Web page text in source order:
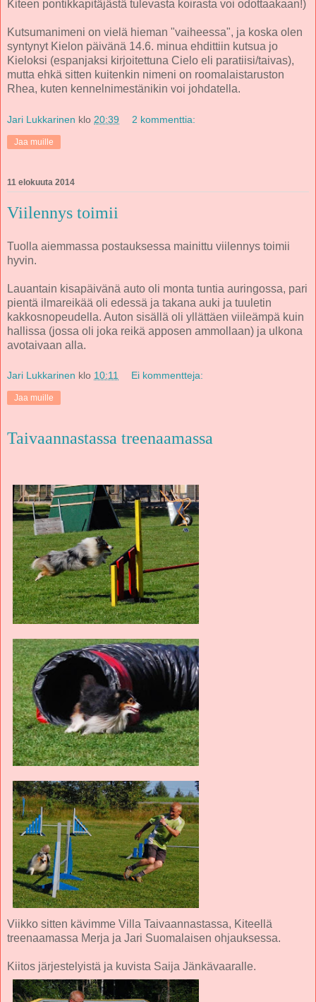
Kiteen pontikkapitäjästä tulevasta koirasta voi odottaakaan!)
Kutsumanimeni on vielä hieman "vaiheessa", ja koska olen
syntynyt Kielon päivänä 14.6. minua ehdittiin kutsua jo
Kieloksi (espanjaksi kirjoitettuna Cielo eli paratiisi/taivas),
mutta ehkä sitten kuitenkin nimeni on roomalaistaruston
Rhea, kuten kennelnimestänikin voi johdatella.
Jari Lukkarinen klo 20:39 2 kommenttia:
Jaa muille
11 elokuuta 2014
Viilennys toimii
Tuolla aiemmassa postauksessa mainittu viilennys toimii
hyvin.
Lauantain kisapäivänä auto oli monta tuntia auringossa, pari
pientä ilmareikää oli edessä ja takana auki ja tuuletin
kakkosnopeudella. Auton sisällä oli yllättäen viileämpä kuin
hallissa (jossa oli joka reikä apposen ammollaan) ja ulkona
avotaivaan alla.
Jari Lukkarinen klo 10:11 Ei kommentteja:
Jaa muille
Taivaannastassa treenaamassa
Viikko sitten kävimme Villa Taivaannastassa, Kiteellä
treenaamassa Merja ja Jari Suomalaisen ohjauksessa.
Kiitos järjestelyistä ja kuvista Saija Jänkävaaralle.